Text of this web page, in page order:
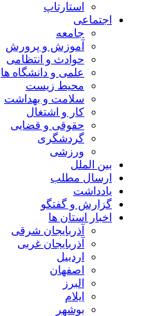
استارتاپ
اجتماعی
جامعه
آموزش و پرورش
حوادث و انتظامی
علمی و دانشگاه ها
محیط زیست
سلامت و بهداشت
کار و اشتغال
حقوقی و قضایی
گردشگری
ورزشی
بین الملل
ارسال مطلب
یادداشت
گزارش و گفتگو
اخبار استان ها
آذربایجان شرقی
آذربایجان غربی
اردبیل
اصفهان
البرز
ایلام
بوشهر